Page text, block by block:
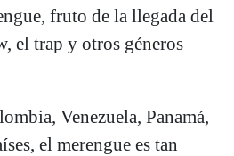
fruto de la llegada del
el trap y otros géneros
Venezuela, Panamá,
el merengue es tan